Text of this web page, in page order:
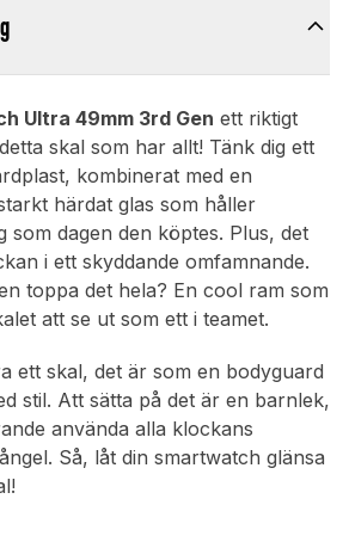
Ultra 49mm 3rd Gen ett riktigt
skal som har allt! Tänk dig ett
kombinerat med en
härdat glas som håller
som dagen den köptes. Plus, det
i ett skyddande omfamnande.
toppa det hela? En cool ram som
att se ut som ett i teamet.
ett skal, det är som en bodyguard
stil. Att sätta på det är en barnlek,
använda alla klockans
Så, låt din smartwatch glänsa